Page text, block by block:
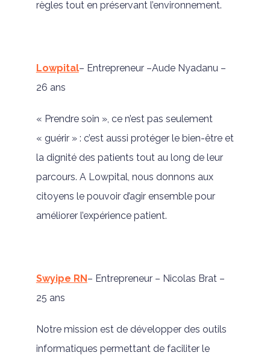
règles tout en préservant l’environnement.
Lowpital– Entrepreneur –Aude Nyadanu –
26 ans
« Prendre soin », ce n’est pas seulement
« guérir » : c’est aussi protéger le bien-être et
la dignité des patients tout au long de leur
parcours. A Lowpital, nous donnons aux
citoyens le pouvoir d’agir ensemble pour
améliorer l’expérience patient.
Swyipe RN– Entrepreneur – Nicolas Brat –
25 ans
Notre mission est de développer des outils
informatiques permettant de faciliter le